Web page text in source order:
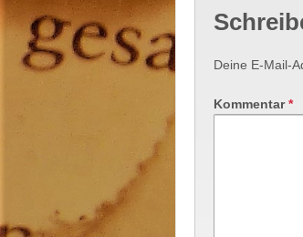
Deine E-Mail-
Kommentar*